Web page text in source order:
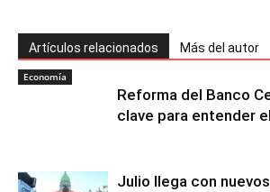
Artículos relacionados Más del autor
Economía
Reforma del Banco
clave para entender
Julio llega con